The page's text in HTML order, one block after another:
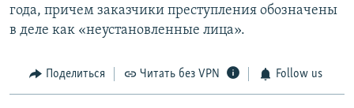
года, причем заказчики преступления обозначены
в деле как «неустановленные лица».
Поделиться Читать без VPN Follow us